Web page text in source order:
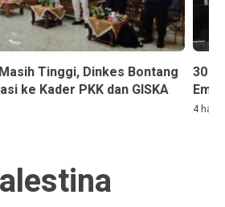
Tinggi, Dinkes Bontang
ke Kader PKK dan GISKA
30
4 hari